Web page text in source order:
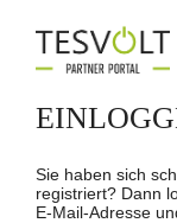
Sie haben sich
registriert? Dann
E-Mail-Adresse